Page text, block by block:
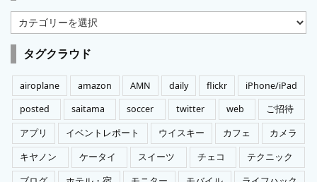
テ
ゴ
ー
タグクラウド
airoplane amazon AMN daily flickr
iPhone/iPad
posted
saitama soccer twitter web
ご招待
アプリ
イベントレポート ウイスキー カフェ
カメラ
キヤノン
ケータイ スイーツ チェコ
テクニック